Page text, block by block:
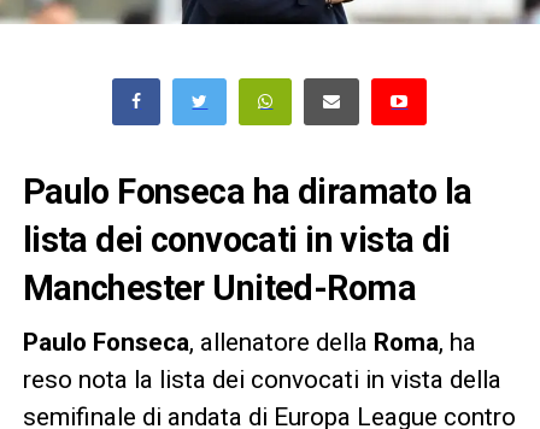
Paulo Fonseca ha diramato la
lista dei convocati in vista di
Manchester United-Roma
Paulo Fonseca, allenatore della Roma, ha
reso nota la lista dei convocati in vista della
semifinale di andata di Europa League contro